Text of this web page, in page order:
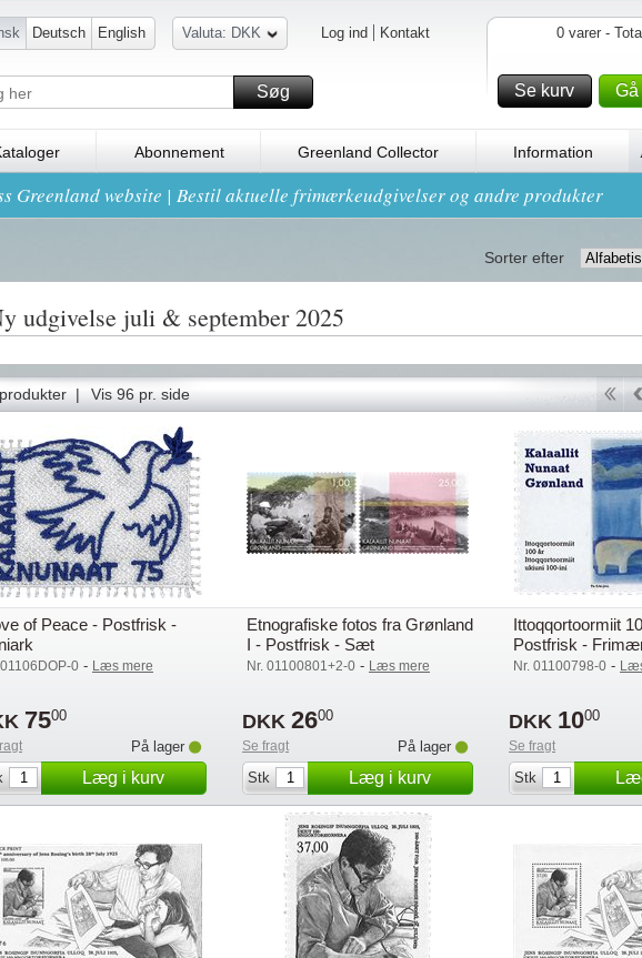
Deutsch English Valuta: DKK Log ind Kontakt
Søg
0 varer -
Se kurv
Abonnement Greenland Collector Information
Greenland website | Bestil aktuelle frimærkeudgivelser og andre produkter
Sorter efter
udgivelse juli & september 2025
| Vis 96 pr. side
of Peace - Postfrisk -
01106DOP-0 - Læs mere
7500
På lager
Læg i kurv
Etnografiske fotos fra Grønland
I - Postfrisk - Sæt
Nr. 01100801+2-0 - Læs mere
DKK 2600
Se fragt
På lager
Stk
Læg i kurv
Ittoqqortoormiit
Postfrisk -
Nr. 01100798-0 -
DKK 1000
Se fragt
Stk